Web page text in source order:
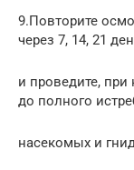
9.Повторите
через 7, 14, 21
и проведите,
до полного
насекомых и